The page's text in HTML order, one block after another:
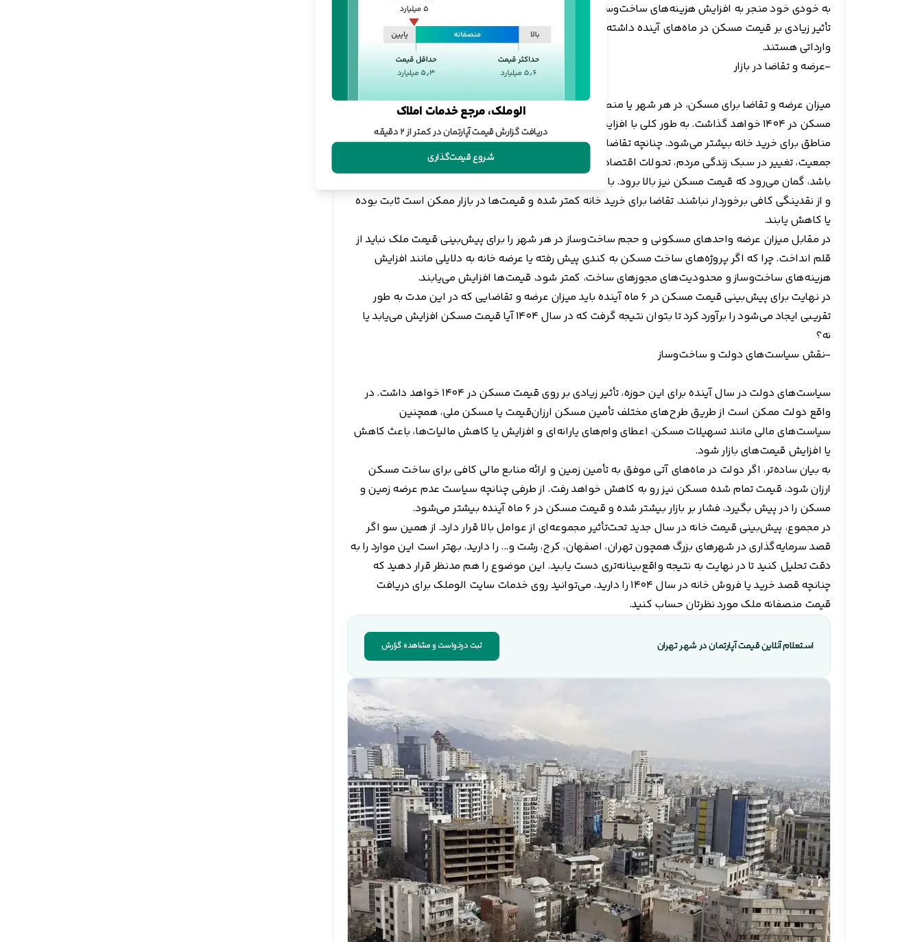
به خودی خود منجر به افزایش هزینه‌های ساخت‌وساز و در نهایت قیمت خانه می‌شود. نوسان نرخ ارز می‌تواند
تأثیر زیادی بر قیمت مسکن در ماه‌های آینده داشته باشد، چرا که بسیاری از مصالح و تجهیزات ساختمانی
وارداتی هستند.
-عرضه و تقاضا در بازار
میزان عرضه و تقاضا برای مسکن، در هر شهر یا منطقه متفاوت خواهد بود، با این حال تأثیر خود را بر قیمت
مسکن در 1404 خواهد گذاشت. به طور کلی با افزایش مهاجرت به شهر‌های مهم و بزرگ کشور، تقاضا در این
مناطق برای خرید خانه بیشتر می‌شود. چنانچه تقاضا برای مسکن به دلایل مختلفی همچون، مهاجرت یا ازدیاد
جمعیت، تغییر در سبک زندگی مردم، تحولات اقتصادی و دسترسی بیشتر به وام‌های مسکن رو به افزایش
باشد، گمان می‌رود که قیمت مسکن نیز بالا برود. با این حال اگر میزان پس‌انداز و قدرت خرید مردم کاهش یابد
و از نقدینگی کافی برخوردار نباشند، تقاضا برای خرید خانه کمتر شده و قیمت‌ها در بازار ممکن است ثابت بوده
یا کاهش یابند.
در مقابل میزان عرضه واحد‌های مسکونی و حجم ساخت‌وساز در هر شهر را برای پیش‌بینی قیمت ملک نباید از
قلم انداخت. چرا که اگر پروژه‌های ساخت مسکن به کندی پیش رفته یا عرضه خانه به دلایلی مانند افزایش
هزینه‌های ساخت‌وساز و محدودیت‌های مجوز‌های ساخت، کمتر شود، قیمت‌ها افزایش می‌یابند.
در نهایت برای پیش‌بینی قیمت مسکن در 6 ماه آینده باید میزان عرضه و تقاضایی که در این مدت به طور
تقریبی ایجاد می‌شود را برآورد کرد تا بتوان نتیجه گرفت که در سال 1404 آیا قیمت مسکن افزایش می‌یابد یا
نه؟
-نقش سیاست‌های دولت و ساخت‌وساز
سیاست‌های دولت در سال آینده برای این حوزه، تأثیر زیادی بر روی قیمت مسکن در 1404 خواهد داشت. در
واقع دولت ممکن است از طریق طرح‌های مختلف تأمین مسکن ارزان‌قیمت یا مسکن ملی، همچنین
سیاست‌های مالی مانند تسهیلات مسکن، اعطای وام‌های یارانه‌ای و افزایش یا کاهش مالیات‌ها، باعث کاهش
یا افزایش قیمت‌های بازار شود.
به بیان ساده‌تر، اگر دولت در ماه‌های آتی موفق به تأمین زمین و ارائه منابع مالی کافی برای ساخت مسکن
ارزان شود، قیمت تمام شده مسکن نیز رو به کاهش خواهد رفت. از طرفی چنانچه سیاست عدم عرضه زمین و
مسکن را در پیش بگیرد، فشار بر بازار بیشتر شده و قیمت مسکن در 6 ماه آینده بیشتر می‌شود.
در مجموع، پیش‌بینی قیمت خانه در سال جدید تحت‌تأثیر مجموعه‌ای از عوامل بالا قرار دارد. از همین سو اگر
قصد سرمایه‌گذاری در شهر‌های بزرگ همچون تهران، اصفهان، کرج، رشت و... را دارید، بهتر است این موارد را به
دقت تحلیل کنید تا در نهایت به نتیجه واقع‌بینانه‌تری دست یابید. این موضوع را هم مدنظر قرار دهید که
چنانچه قصد خرید یا فروش خانه در سال 1404 را دارید، می‌توانید روی خدمات سایت الوملک برای دریافت
قیمت منصفانه ملک مورد نظرتان حساب کنید.
استعلام آنلاین قیمت آپارتمان در شهر تهران ثبت درخواست و مشاهده گزارش
الوملک، مرجع خدمات املاک
دریافت گزارش قیمت آپارتمان در کمتر از ۲ دقیقه
شروع قیمت‌گذاری